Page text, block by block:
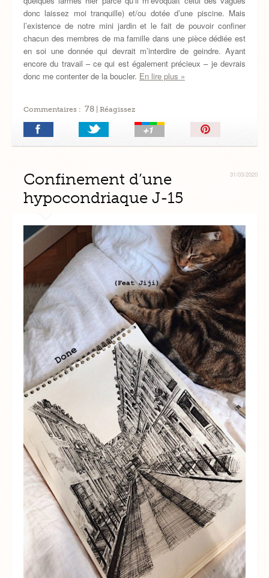
donc laissez moi tranquille) et/ou dotée d’une piscine. Mais
l’existence de notre mini jardin et le fait de pouvoir confiner
chacun des membres de ma famille dans une pièce dédiée est
en soi une donnée qui devrait m’interdire de geindre. Ayant
encore du travail – ce qui est également précieux – je devrais
donc me contenter de la boucler. En lire plus »
Commentaires : 78| Réagissez
Épingler!
31/03/2020
Confinement d’une
hypocondriaque J-15